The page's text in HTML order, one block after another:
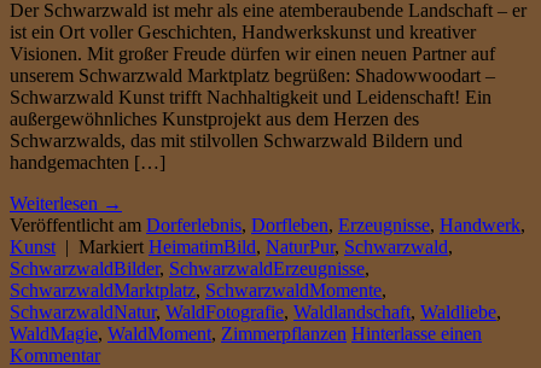
Der Schwarzwald ist mehr als eine atemberaubende Landschaft – er
ist ein Ort voller Geschichten, Handwerkskunst und kreativer
Visionen. Mit großer Freude dürfen wir einen neuen Partner auf
unserem Schwarzwald Marktplatz begrüßen: Shadowwoodart –
Schwarzwald Kunst trifft Nachhaltigkeit und Leidenschaft! Ein
außergewöhnliches Kunstprojekt aus dem Herzen des
Schwarzwalds, das mit stilvollen Schwarzwald Bildern und
handgemachten […]
Weiterlesen →
Veröffentlicht am Dorferlebnis, Dorfleben, Erzeugnisse, Handwerk,
Kunst | Markiert HeimatimBild, NaturPur, Schwarzwald,
SchwarzwaldBilder, SchwarzwaldErzeugnisse,
SchwarzwaldMarktplatz, SchwarzwaldMomente,
SchwarzwaldNatur, WaldFotografie, Waldlandschaft, Waldliebe,
WaldMagie, WaldMoment, Zimmerpflanzen Hinterlasse einen
Kommentar